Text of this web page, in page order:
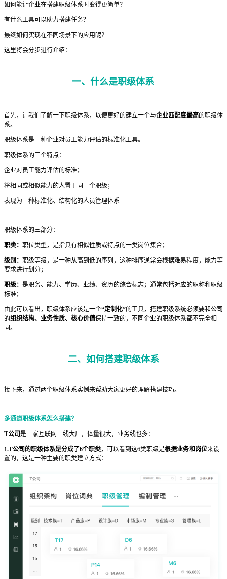
如何能让企业在搭建职级体系时变得更简单？
有什么工具可以助力搭建任务？
最终如何实现在不同场景下的应用呢？
这里将会分步进行介绍：
一、什么是职级体系
首先，让我们了解一下职级体系，以便更好的建立一个与企业匹配度最高的职级体
系。
职级体系是一种企业对员工能力评估的标准化工具。
职级体系的三个特点：
企业对员工能力评估的标准；
将相同或相似能力的人置于同一个职级；
表现为一种标准化、结构化的人员管理体系
职级体系的三部分：
职类： 职位类型，是指具有相似性质或特点的一类岗位集合；
级别： 职级等级，是一种从高到低的序列，这种排序通常会根据难易程度，能力等
要求进行划分；
职级： 是职务、能力、学历、业绩、资历的综合标志；通常包括对应的职称和职级
标准；
由此可以看出，职级体系应该是一个“定制化”的工具，搭建职级系统必须要和公司
的组织结构、业务性质、核心价值保持一致的，不同企业的职级体系都不完全相
同。
二、如何搭建职级体系
接下来，通过两个职级体系实例来帮助大家更好的理解搭建技巧。
多通道职级体系怎么搭建？
T公司是一家互联网一线大厂，体量很大，业务线也多：
1.T公司的职级体系是分成了6个职类，可以看到这6类职级是根据业务和岗位来设
置的，这是一种主要的职类建立方式：